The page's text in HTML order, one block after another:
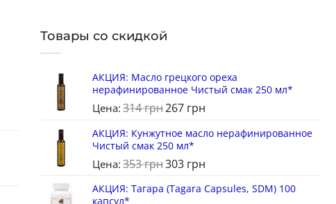
Товары со скидкой
АКЦИЯ: Масло грецкого ореха
нерафинированное Чистый смак 250 мл*
Цена: 314грн267 грн
АКЦИЯ: Кунжутное масло нерафинированное
Чистый смак 250 мл*
Цена: 353грн303 грн
АКЦИЯ: Тагара (Tagara Capsules, SDM) 100
капсул*